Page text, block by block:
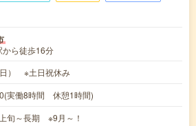
から徒歩16分
） ※土日祝休み
実働8時間 休憩1時間)
旬～長期 ※9月～！